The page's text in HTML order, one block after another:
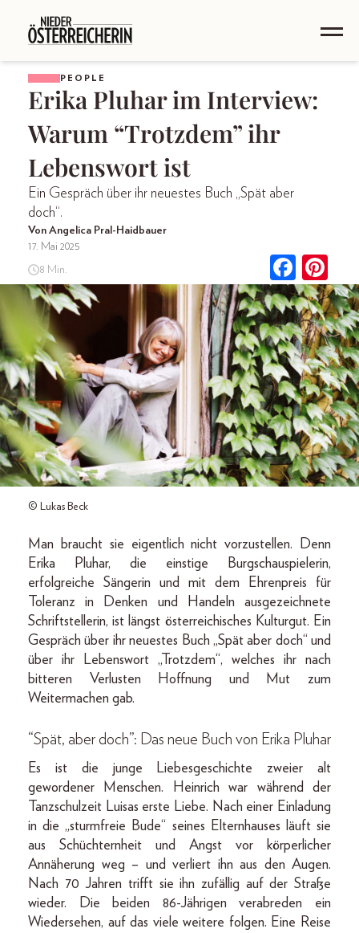
PEOPLE
Erika Pluhar im Interview:
Warum “Trotzdem” ihr
Lebenswort ist
Ein Gespräch über ihr neuestes Buch „Spät aber
doch“.
Von Angelica Pral-Haidbauer
17. Mai 2025
8 Min.
© Lukas Beck
Man braucht sie eigentlich nicht vorzustellen. Denn
Erika Pluhar, die einstige Burgschauspielerin,
erfolgreiche Sängerin und mit dem Ehrenpreis für
Toleranz in Denken und Handeln ausgezeichnete
Schriftstellerin, ist längst österreichisches Kulturgut. Ein
Gespräch über ihr neuestes Buch „Spät aber doch“ und
über ihr Lebenswort „Trotzdem“, welches ihr nach
bitteren Verlusten Hoffnung und Mut zum
Weitermachen gab.
“Spät, aber doch”: Das neue Buch von Erika Pluhar
Es ist die junge Liebesgeschichte zweier alt
gewordener Menschen. Heinrich war während der
Tanzschulzeit Luisas erste Liebe. Nach einer Einladung
in die „sturmfreie Bude“ seines Elternhauses läuft sie
aus Schüchternheit und Angst vor körperlicher
Annäherung weg – und verliert ihn aus den Augen.
Nach 70 Jahren trifft sie ihn zufällig auf der Straße
wieder. Die beiden 86-Jährigen verabreden ein
Wiedersehen, auf das viele weitere folgen. Eine Reise